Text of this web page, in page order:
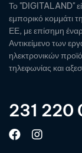
Το "DIGITALAND"
εμπορικό κομμάτι
ΕΕ, με επίσημη
Αντικείμενο των
ηλεκτρονικών
τηλεφωνίας και
231 220